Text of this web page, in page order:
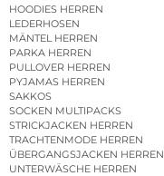
HOODIES HERREN
LEDERHOSEN
MÄNTEL HERREN
PARKA HERREN
PULLOVER HERREN
PYJAMAS HERREN
SAKKOS
SOCKEN MULTIPACKS
STRICKJACKEN HERREN
TRACHTENMODE HERREN
ÜBERGANGSJACKEN HERREN
UNTERWÄSCHE HERREN